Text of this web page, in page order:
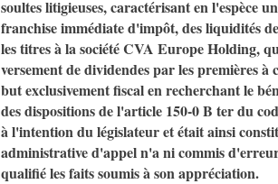
soultes litigieuses, caractérisant en l'espèce
franchise immédiate d'impôt, des liquidités
les titres à la société CVA Europe Holding,
versement de dividendes par les premières
but exclusivement fiscal en recherchant le
des dispositions de l'article 150-0 B ter du
à l'intention du législateur et était ainsi
administrative d'appel n'a ni commis
qualifié les faits soumis à son appréciation.